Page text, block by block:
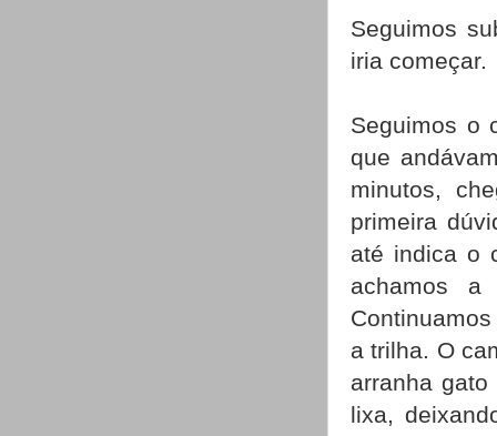
Seguimos
iria começar.
Seguimos o
que
minutos,
primeira
até indica o
achamos
a trilha. O
arranha
lixa,